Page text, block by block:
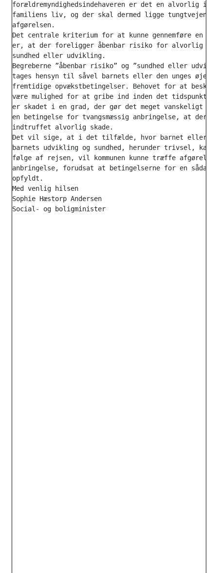
forældremyndighedsindehaveren er det en alvorlig
familiens liv, og der skal dermed ligge
afgørelsen.
Det centrale kriterium for at kunne gennemføre en
er, at der foreligger åbenbar risiko for alvorlig
sundhed eller udvikling.
Begreberne ”åbenbar risiko” og ”sundhed eller
tages hensyn til såvel barnets eller den unges
fremtidige opvækstbetingelser. Behovet for at
være mulighed for at gribe ind inden det tidspunkt,
er skadet i en grad, der gør det meget vanskeligt
en betingelse for tvangsmæssig anbringelse, at der
indtruffet alvorlig skade.
Det vil sige, at i det tilfælde, hvor barnet eller
barnets udvikling og sundhed, herunder trivsel, kan
følge af rejsen, vil kommunen kunne træffe afgørelse
anbringelse, forudsat at betingelserne for en sådan
opfyldt.
Med venlig hilsen
Sophie Hæstorp Andersen